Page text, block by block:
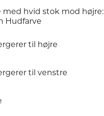
med hvid stok mod højre:
Hudfarve
til højre
til venstre